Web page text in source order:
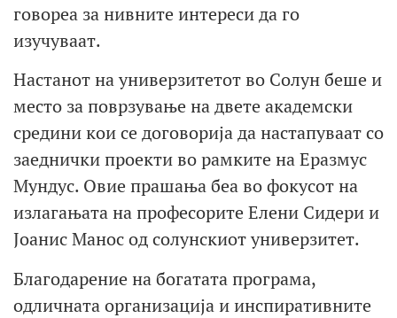
говореа за нивните интереси да го
изучуваат.
Настанот на универзитетот во Солун беше и
место за поврзување на двете академски
средини кои се договорија да настапуваат со
заеднички проекти во рамките на Еразмус
Мундус. Овие прашања беа во фокусот на
излагањата на професорите Елени Сидери и
Јоанис Манос од солунскиот универзитет.
Благодарение на богатата програма,
одличната организација и инспиративните